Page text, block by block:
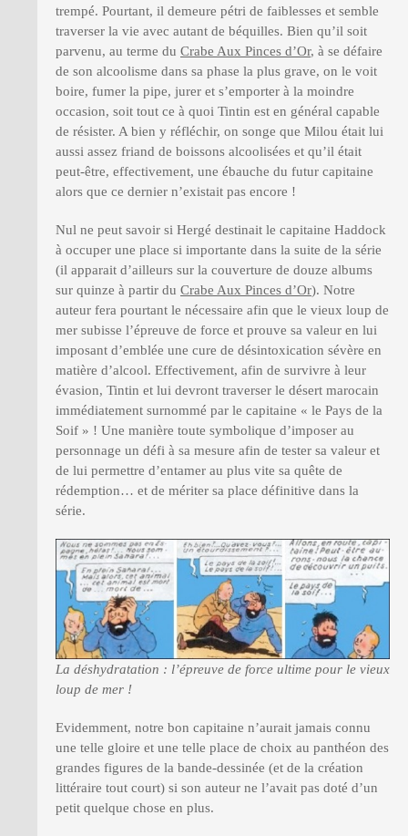
trempé. Pourtant, il demeure pétri de faiblesses et semble
traverser la vie avec autant de béquilles. Bien qu’il soit
parvenu, au terme du Crabe Aux Pinces d’Or, à se défaire
de son alcoolisme dans sa phase la plus grave, on le voit
boire, fumer la pipe, jurer et s’emporter à la moindre
occasion, soit tout ce à quoi Tintin est en général capable
de résister. A bien y réfléchir, on songe que Milou était lui
aussi assez friand de boissons alcoolisées et qu’il était
peut-être, effectivement, une ébauche du futur capitaine
alors que ce dernier n’existait pas encore !
Nul ne peut savoir si Hergé destinait le capitaine Haddock
à occuper une place si importante dans la suite de la série
(il apparait d’ailleurs sur la couverture de douze albums
sur quinze à partir du Crabe Aux Pinces d’Or). Notre
auteur fera pourtant le nécessaire afin que le vieux loup de
mer subisse l’épreuve de force et prouve sa valeur en lui
imposant d’emblée une cure de désintoxication sévère en
matière d’alcool. Effectivement, afin de survivre à leur
évasion, Tintin et lui devront traverser le désert marocain
immédiatement surnommé par le capitaine « le Pays de la
Soif » ! Une manière toute symbolique d’imposer au
personnage un défi à sa mesure afin de tester sa valeur et
de lui permettre d’entamer au plus vite sa quête de
rédemption… et de mériter sa place définitive dans la
série.
La déshydratation : l’épreuve de force ultime pour le vieux
loup de mer !
Evidemment, notre bon capitaine n’aurait jamais connu
une telle gloire et une telle place de choix au panthéon des
grandes figures de la bande-dessinée (et de la création
littéraire tout court) si son auteur ne l’avait pas doté d’un
petit quelque chose en plus.